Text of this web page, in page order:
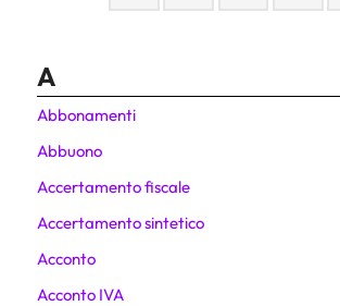
A
Abbonamenti
Abbuono
Accertamento fiscale
Accertamento sintetico
Acconto
Acconto IVA